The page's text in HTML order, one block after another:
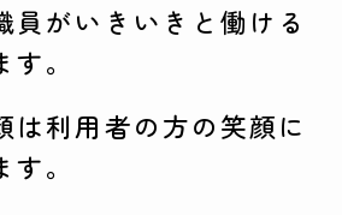
員がいきいきと働ける
。
は利用者の方の笑顔に
。